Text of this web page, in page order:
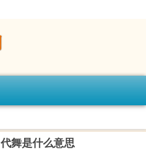
舞是什么意思